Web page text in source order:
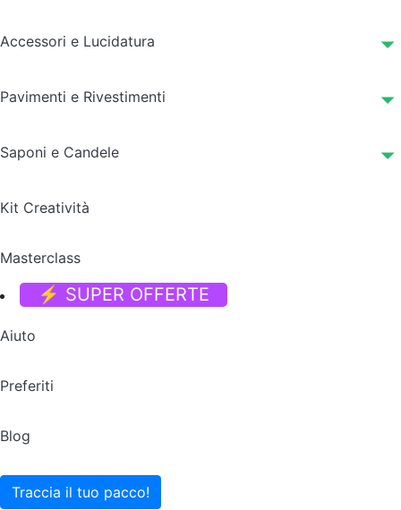
Accessori e Lucidatura
Pavimenti e Rivestimenti
Saponi e Candele
Kit Creatività
Masterclass
⚡ SUPER OFFERTE
Aiuto
Preferiti
Blog
Traccia il tuo pacco!